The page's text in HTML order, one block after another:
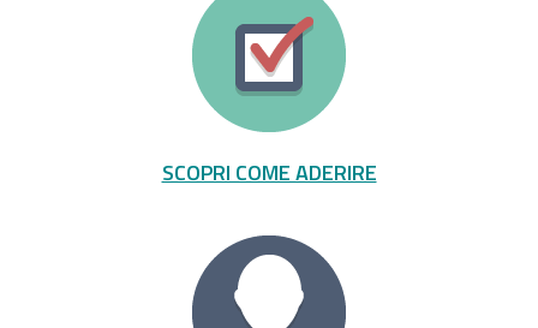
SCOPRI COME ADERIRE